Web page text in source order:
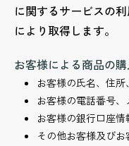
に関するサービスの
により取得します。
お客様による商品の
お客様の氏名、住
お客様の電話番号
お客様の銀行口座
その他お客様及び